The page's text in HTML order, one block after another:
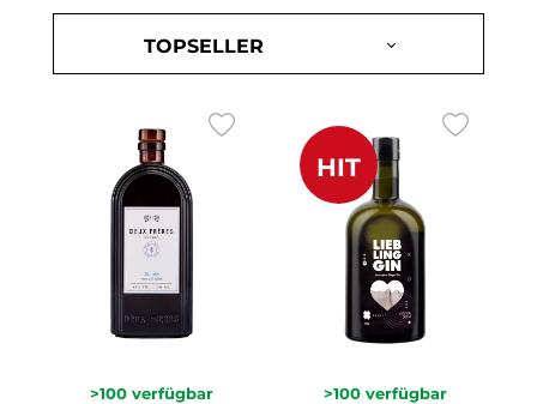
>100 verfügbar
HIT
>100 verfügbar